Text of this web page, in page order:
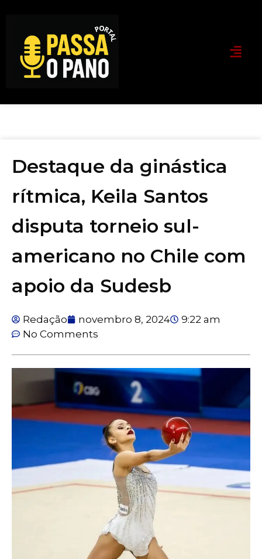
Destaque da ginástica
rítmica, Keila Santos
disputa torneio sul-
americano no Chile com
apoio da Sudesb
Redação novembro 8, 2024
9:22 am
No Comments